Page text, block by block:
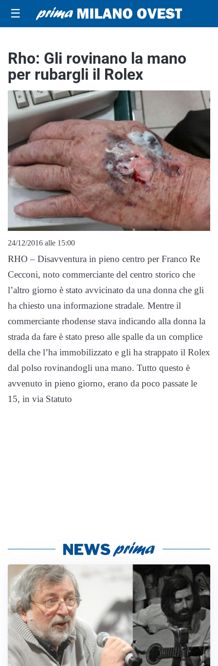
☰
Rho: Gli rovinano la mano
per rubargli il Rolex
24/12/2016 alle 15:00
RHO – Disavventura in pieno centro per Franco Re
Cecconi, noto commerciante del centro storico che
l’altro giorno è stato avvicinato da una donna che gli
ha chiesto una informazione stradale. Mentre il
commerciante rhodense stava indicando alla donna la
strada da fare è stato preso alle spalle da un complice
della che l’ha immobilizzato e gli ha strappato il Rolex
dal polso rovinandogli una mano. Tutto questo è
avvenuto in pieno giorno, erano da poco passate le
15, in via Statuto